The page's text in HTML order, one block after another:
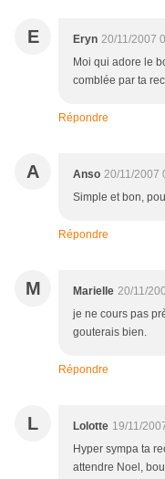
E Eryn 20/11/2007
Moi qui adore le
comblée par ta
Répondre
A Anso 20/11/2007
Simple et bon,
Répondre
M Marielle 20/11/
je ne cours pas
gouterais bien.
Répondre
L Lolotte 19/11/
Hyper sympa ta
attendre Noel,